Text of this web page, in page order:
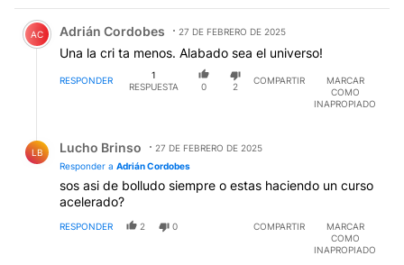
Comentario de Adrián Cordobes.
AC Adrián Cordobes 27 DE FEBRERO DE 2025
Una la cri ta menos. Alabado sea el universo!
RESPONDER
1
RESPUESTA
0 2
COMPARTIR
MARCAR
COMO
INAPROPIADO
LB Lucho Brinso
27 DE FEBRERO DE 2025
Responder a Adrián Cordobes
sos asi de bolludo siempre o estas haciendo un curso
acelerado?
RESPONDER 2 0 COMPARTIR
MARCAR
COMO
INAPROPIADO